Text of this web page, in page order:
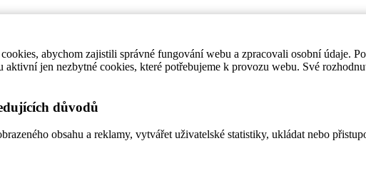
abychom zajistili správné fungování webu a zpracovali osobní údaje.
aktivní jen nezbytné cookies, které potřebujeme k provozu webu. Své
důvodů
obsahu a reklamy, vytvářet uživatelské statistiky, ukládat nebo